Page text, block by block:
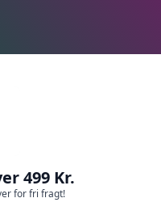
499 Kr.
for fri fragt!